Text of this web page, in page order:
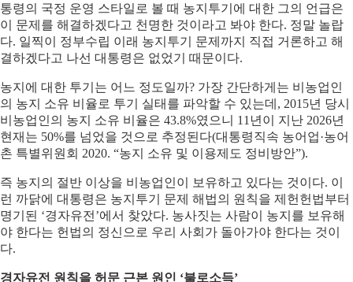
통령의 국정 운영 스타일로 볼 때 농지투기에 대한 그의 언급은
이 문제를 해결하겠다고 천명한 것이라고 봐야 한다. 정말 놀랍
다. 일찍이 정부수립 이래 농지투기 문제까지 직접 거론하고 해
결하겠다고 나선 대통령은 없었기 때문이다.
농지에 대한 투기는 어느 정도일까? 가장 간단하게는 비농업인
의 농지 소유 비율로 투기 실태를 파악할 수 있는데, 2015년 당시
비농업인의 농지 소유 비율은 43.8%였으니 11년이 지난 2026년
현재는 50%를 넘었을 것으로 추정된다(대통령직속 농어업·농어
촌 특별위원회 2020. “농지 소유 및 이용제도 정비방안”).
즉 농지의 절반 이상을 비농업인이 보유하고 있다는 것이다. 이
런 까닭에 대통령은 농지투기 문제 해법의 원칙을 제헌헌법부터
명기된 ‘경자유전’에서 찾았다. 농사짓는 사람이 농지를 보유해
야 한다는 헌법의 정신으로 우리 사회가 돌아가야 한다는 것이
다.
경자유전 원칙을 허문 근본 원인 ‘불로소득’